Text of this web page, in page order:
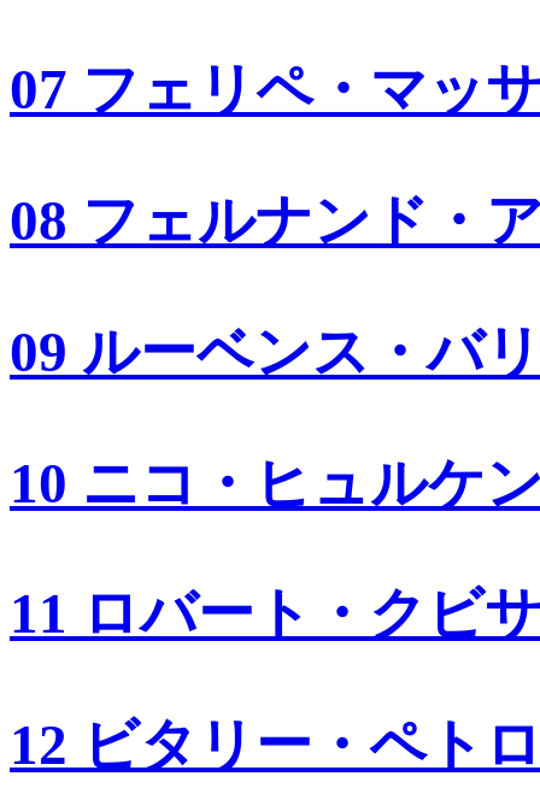
07 フェリペ・マッ
08 フェルナンド・
09 ルーベンス・バ
10 ニコ・ヒュルケ
11 ロバート・クビ
12 ビタリー・ペト